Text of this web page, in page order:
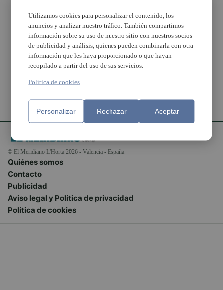
Paterna cede la
Residencia de la Ctra.
Manises como Hospital
para el COVID-19
mejorar los
accesos a Lloma
Llarga
© El Meridiano L'Horta 2026 - Valencia - España
Quiénes somos
Contacto
Publicidad
Aviso legal y Política de privacidad
Política de cookies
Utilizamos cookies para personalizar el contenido, los
anuncios y analizar nuestro tráfico. También compartimos
información sobre su uso de nuestro sitio con nuestros socios
de publicidad y análisis, quienes pueden combinarla con otra
información que les haya proporcionado o que hayan
recopilado a partir del uso de sus servicios.
Política de cookies
Personalizar Rechazar Aceptar